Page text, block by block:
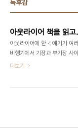
독후감
아웃라이어 책을 읽고
아웃라이어에 한국 얘기가 여
비행기에서 기장과 부기장 사
해서 부기장이 기장에게 틀리
더보기